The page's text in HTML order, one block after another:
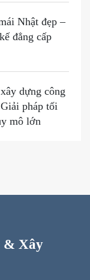
Nhật đẹp –
đẳng cấp
dựng công
pháp tối
mô lớn
& Xây